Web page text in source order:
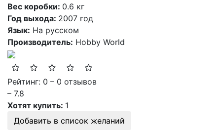
Вес коробки: 0.6 кг
Год выхода: 2007 год
Язык: На русском
Производитель: Hobby World
Рейтинг: 0 – 0 отзывов
– 7.8
Хотят купить: 1
Добавить в список желаний